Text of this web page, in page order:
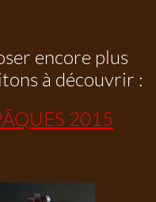
encore plus
à découvrir :
2015